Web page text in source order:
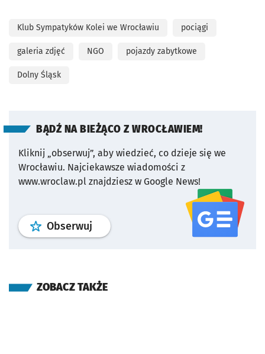
Klub Sympatyków Kolei we Wrocławiu pociągi
galeria zdjęć NGO pojazdy zabytkowe
Dolny Śląsk
BĄDŹ NA BIEŻĄCO Z WROCŁAWIEM!
Kliknij „obserwuj”, aby wiedzieć, co dzieje się we
Wrocławiu. Najciekawsze wiadomości z
www.wroclaw.pl znajdziesz w Google News!
Obserwuj profil serwisu
ZOBACZ TAKŻE